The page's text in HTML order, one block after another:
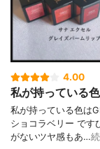
4.00
私が持っている
私が持っている色は
ショコラベリー です
がないツヤ感もあ…